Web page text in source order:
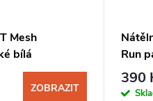
Mesh
bílá
ZOBRAZIT
Run
390